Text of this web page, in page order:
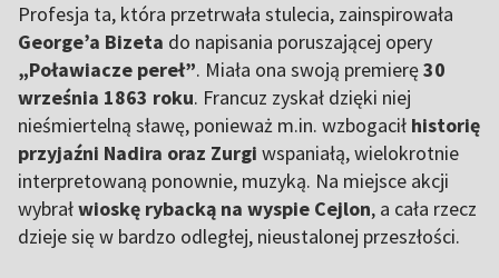
Profesja ta, która przetrwała stulecia, zainspirowała
George’a Bizeta do napisania poruszającej opery
„Poławiacze pereł”. Miała ona swoją premierę30
września 1863 roku. Francuz zyskał dzięki niej
nieśmiertelną sławę, ponieważ m.in. wzbogacił historię
przyjaźni Nadira oraz Zurgi wspaniałą, wielokrotnie
interpretowaną ponownie, muzyką. Na miejsce akcji
wybrałwioskę rybacką na wyspie Cejlon, a cała rzecz
dzieje się w bardzo odległej, nieustalonej przeszłości.